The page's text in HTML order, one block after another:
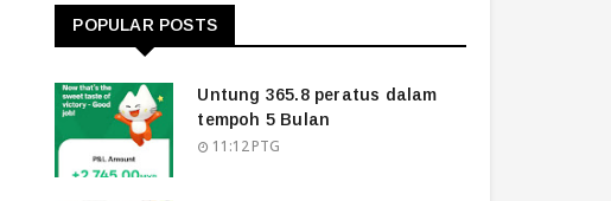
POPULAR POSTS
Untung 365.8 peratus dalam
tempoh 5 Bulan
11:12 PTG